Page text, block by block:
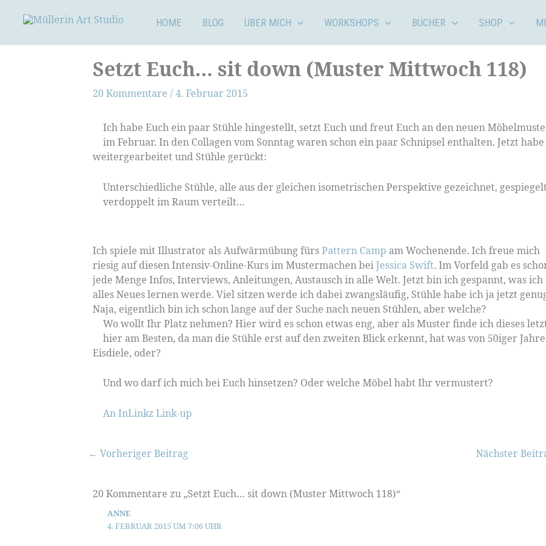
Inhalt
HOME BLOG ÜBER MICH WORKSHOPS BÜCHER SHOP
Setzt Euch… sit down (Muster Mittwoch 118)
20 Kommentare /4. Februar 2015
Ich habe Euch ein paar Stühle hingestellt, setzt Euch und freut Euch an den neuen
im Februar. In den Collagen vom Sonntag waren schon ein paar Schnipsel enthalten. Jetzt
weitergearbeitet und Stühle gerückt:
Unterschiedliche Stühle, alle aus der gleichen isometrischen Perspektive gezeichnet,
verdoppelt im Raum verteilt…
Ich spiele mit Illustrator als Aufwärmübung fürsPattern Camp am Wochenende. Ich freue mich
riesig auf diesen Intensiv-Online-Kurs im Mustermachen beiJessica Swift. Im Vorfeld gab es
jede Menge Infos, Interviews, Anleitungen, Austausch in alle Welt. Jetzt bin ich gespannt, was ich
alles Neues lernen werde. Viel sitzen werde ich dabei zwangsläufig, Stühle habe ich ja jetzt
Naja, eigentlich bin ich schon lange auf der Suche nach neuen Stühlen, aber welche?
Wo wollt Ihr Platz nehmen? Hier wird es schon etwas eng, aber als Muster finde ich dieses
hier am Besten, da man die Stühle erst auf den zweiten Blick erkennt, hat was von 50iger Jahre
Eisdiele, oder?
Und wo darf ich mich bei Euch hinsetzen? Oder welche Möbel habt Ihr vermustert?
An InLinkz Link-up
← Vorheriger Beitrag Nächster
20 Kommentare zu „Setzt Euch… sit down (Muster Mittwoch 118)“
ANNE
4. FEBRUAR 2015 UM 7:06 UHR